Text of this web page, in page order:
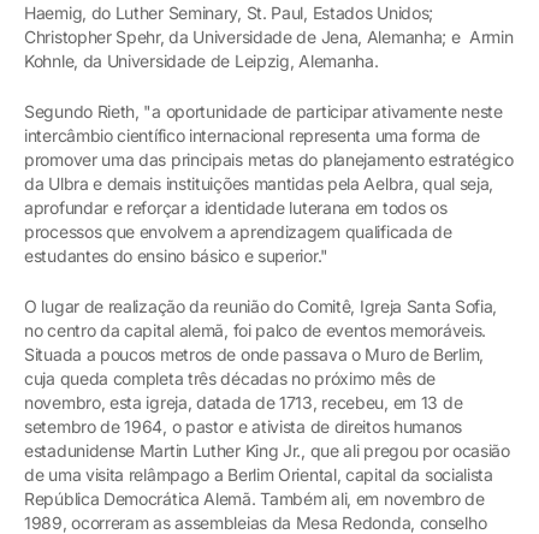
Haemig, do Luther Seminary, St. Paul, Estados Unidos;
Christopher Spehr, da Universidade de Jena, Alemanha; e Armin
Kohnle, da Universidade de Leipzig, Alemanha.
Segundo Rieth, "a oportunidade de participar ativamente neste
intercâmbio científico internacional representa uma forma de
promover uma das principais metas do planejamento estratégico
da Ulbra e demais instituições mantidas pela Aelbra, qual seja,
aprofundar e reforçar a identidade luterana em todos os
processos que envolvem a aprendizagem qualificada de
estudantes do ensino básico e superior."
O lugar de realização da reunião do Comitê, Igreja Santa Sofia,
no centro da capital alemã, foi palco de eventos memoráveis.
Situada a poucos metros de onde passava o Muro de Berlim,
cuja queda completa três décadas no próximo mês de
novembro, esta igreja, datada de 1713, recebeu, em 13 de
setembro de 1964, o pastor e ativista de direitos humanos
estadunidense Martin Luther King Jr., que ali pregou por ocasião
de uma visita relâmpago a Berlim Oriental, capital da socialista
República Democrática Alemã. Também ali, em novembro de
1989, ocorreram as assembleias da Mesa Redonda, conselho